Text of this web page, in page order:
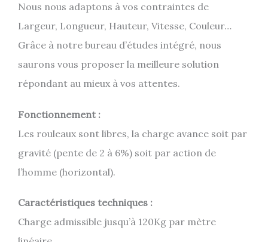
Nous nous adaptons à vos contraintes de
Largeur, Longueur, Hauteur, Vitesse, Couleur…
Grâce à notre bureau d’études intégré, nous
saurons vous proposer la meilleure solution
répondant au mieux à vos attentes.
Fonctionnement :
Les rouleaux sont libres, la charge avance soit par
gravité (pente de 2 à 6%) soit par action de
l’homme (horizontal).
Caractéristiques techniques :
Charge admissible jusqu’à 120Kg par mètre